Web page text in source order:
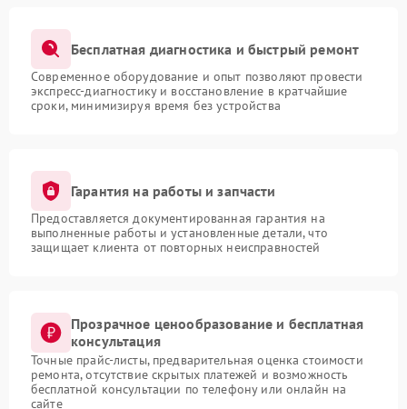
Бесплатная диагностика и быстрый ремонт
Современное оборудование и опыт позволяют провести
экспресс-диагностику и восстановление в кратчайшие
сроки, минимизируя время без устройства
Гарантия на работы и запчасти
Предоставляется документированная гарантия на
выполненные работы и установленные детали, что
защищает клиента от повторных неисправностей
Прозрачное ценообразование и бесплатная
консультация
Точные прайс-листы, предварительная оценка стоимости
ремонта, отсутствие скрытых платежей и возможность
бесплатной консультации по телефону или онлайн на
сайте